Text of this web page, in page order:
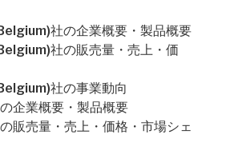
社の企業概要・製品概要
社の販売量・売上・価
社の事業動向
企業概要・製品概要
販売量・売上・価格・市場シェ